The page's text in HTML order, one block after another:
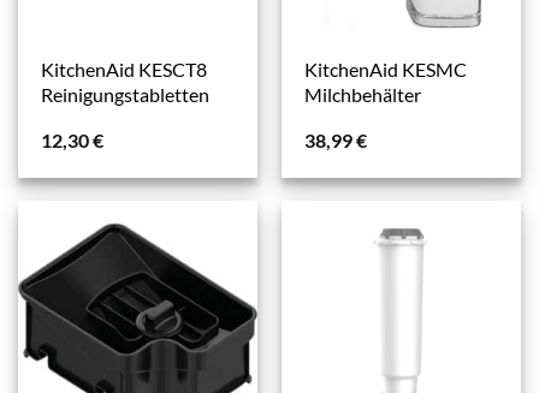
KitchenAid KESCT8
Reinigungstabletten
12,30€
KitchenAid KESMC
Milchbehälter
38,99€